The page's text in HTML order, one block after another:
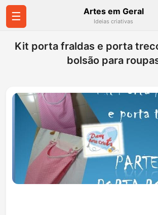
☰ Artes em Geral
Ideias criativas
Kit porta fraldas e porta treco
bolsão para